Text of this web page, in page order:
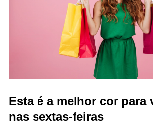
Esta é a melhor cor para
nas sextas-feiras